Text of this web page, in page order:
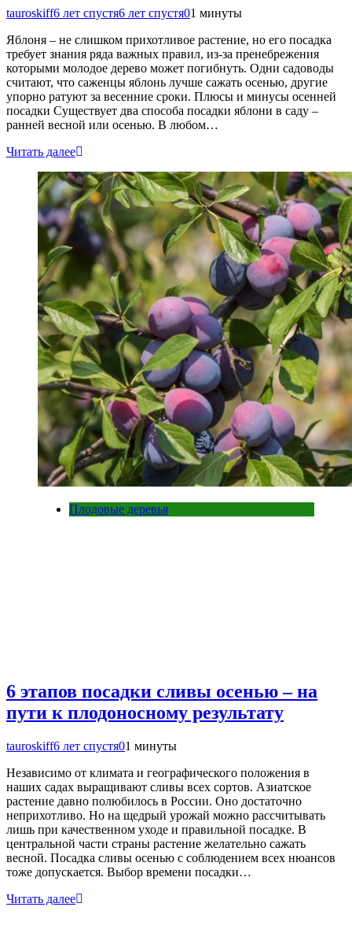
tauroskiff6 лет спустя6 лет спустя01 минуты
Яблоня – не слишком прихотливое растение, но его посадка
требует знания ряда важных правил, из-за пренебрежения
которыми молодое дерево может погибнуть. Одни садоводы
считают, что саженцы яблонь лучше сажать осенью, другие
упорно ратуют за весенние сроки. Плюсы и минусы осенней
посадки Существует два способа посадки яблони в саду –
ранней весной или осенью. В любом…
Читать далее
Плодовые деревья
6 этапов посадки сливы осенью – на
пути к плодоносному результату
tauroskiff6 лет спустя01 минуты
Независимо от климата и географического положения в
наших садах выращивают сливы всех сортов. Азиатское
растение давно полюбилось в России. Оно достаточно
неприхотливо. Но на щедрый урожай можно рассчитывать
лишь при качественном уходе и правильной посадке. В
центральной части страны растение желательно сажать
весной. Посадка сливы осенью с соблюдением всех нюансов
тоже допускается. Выбор времени посадки…
Читать далее